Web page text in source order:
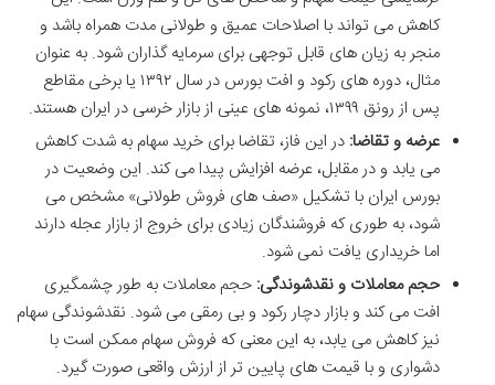
کاهش می تواند با اصلاحات عمیق و طولانی مدت همراه باشد و
منجر به زیان های قابل توجهی برای سرمایه گذاران شود. به عنوان
مثال، دوره های رکود و افت بورس در سال ۱۳۹۲ یا برخی مقاطع
پس از رونق ۱۳۹۹، نمونه های عینی از بازار خرسی در ایران هستند.
عرضه و تقاضا: در این فاز، تقاضا برای خرید سهام به شدت کاهش
می یابد و در مقابل، عرضه افزایش پیدا می کند. این وضعیت در
بورس ایران با تشکیل «صف های فروش طولانی» مشخص می
شود، به طوری که فروشندگان زیادی برای خروج از بازار عجله دارند
اما خریداری یافت نمی شود.
حجم معاملات و نقدشوندگی: حجم معاملات به طور چشمگیری
افت می کند و بازار دچار رکود و بی رمقی می شود. نقدشوندگی سهام
نیز کاهش می یابد، به این معنی که فروش سهام ممکن است با
دشواری و با قیمت های پایین تر از ارزش واقعی صورت گیرد.